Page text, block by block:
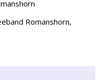
Romanshorn,